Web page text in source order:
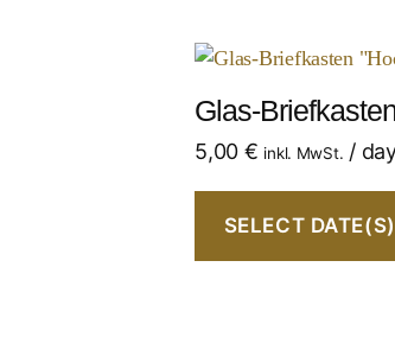
Glas-
5,00 € inkl. MwSt. /
SELECT DATE(S)